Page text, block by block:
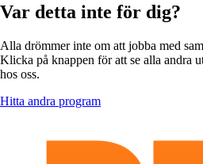
Var detta inte för dig?
Alla drömmer inte om att jobba med
Klicka på knappen för att se alla andra
hos oss.
Hitta andra program